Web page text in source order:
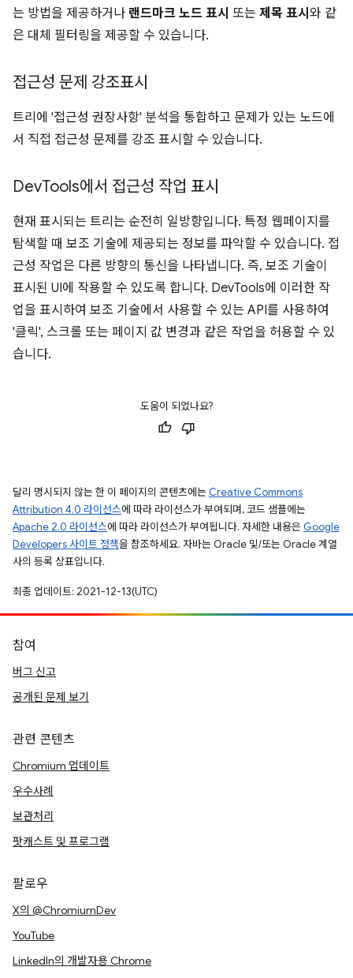
는 방법을 제공하거나 랜드마크 노드 표시 또는 제목 표시 와 같
은 대체 필터링을 제공할 수 있습니다.
접근성 문제 강조표시
트리에 '접근성 권장사항' 분석을 통합하고 문제가 있는 노드에
서 직접 접근성 문제를 강조 표시할 수 있습니다.
DevTools에서 접근성 작업 표시
현재 표시되는 트리는 순전히 일방향입니다. 특정 웹페이지를
탐색할 때 보조 기술에 제공되는 정보를 파악할 수 있습니다. 접
근성 작업은 다른 방향의 통신을 나타냅니다. 즉, 보조 기술이
표시된 UI에 작용할 수 있도록 합니다. DevTools에 이러한 작
업을 표시하여 보조 기술에서 사용할 수 있는 API를 사용하여
'클릭', 스크롤 또는 페이지 값 변경과 같은 작업을 허용할 수 있
습니다.
도움이 되었나요?
달리 명시되지 않는 한 이 페이지의 콘텐츠에는 Creative Commons
Attribution 4.0 라이선스에 따라 라이선스가 부여되며, 코드 샘플에는
Apache 2.0 라이선스에 따라 라이선스가 부여됩니다. 자세한 내용은 Google
Developers 사이트 정책을 참조하세요. 자바는 Oracle 및/또는 Oracle 계열
사의 등록 상표입니다.
최종 업데이트: 2021-12-13(UTC)
참여
버그 신고
공개된 문제 보기
관련 콘텐츠
Chromium 업데이트
우수사례
보관처리
팟캐스트 및 프로그램
팔로우
X의 @ChromiumDev
YouTube
LinkedIn의 개발자용 Chrome